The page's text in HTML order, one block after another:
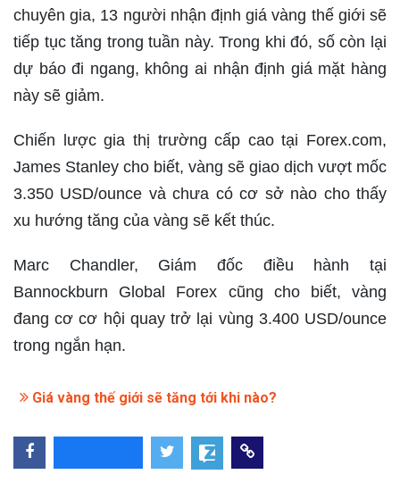
chuyên gia, 13 người nhận định giá vàng thế giới sẽ
tiếp tục tăng trong tuần này. Trong khi đó, số còn lại
dự báo đi ngang, không ai nhận định giá mặt hàng
này sẽ giảm.
Chiến lược gia thị trường cấp cao tại Forex.com,
James Stanley cho biết, vàng sẽ giao dịch vượt mốc
3.350 USD/ounce và chưa có cơ sở nào cho thấy
xu hướng tăng của vàng sẽ kết thúc.
Marc Chandler, Giám đốc điều hành tại
Bannockburn Global Forex cũng cho biết, vàng
đang cơ cơ hội quay trở lại vùng 3.400 USD/ounce
trong ngắn hạn.
Giá vàng thế giới sẽ tăng tới khi nào?